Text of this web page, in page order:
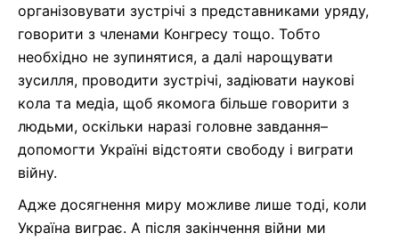
організовувати зустрічі з представниками уряду,
говорити з членами Конгресу тощо. Тобто
необхідно не зупинятися, а далі нарощувати
зусилля, проводити зустрічі, задіювати наукові
кола та медіа, щоб якомога більше говорити з
людьми, оскільки наразі головне завдання–
допомогти Україні відстояти свободу і виграти
війну.
Адже досягнення миру можливе лише тоді, коли
Україна виграє. А після закінчення війни ми